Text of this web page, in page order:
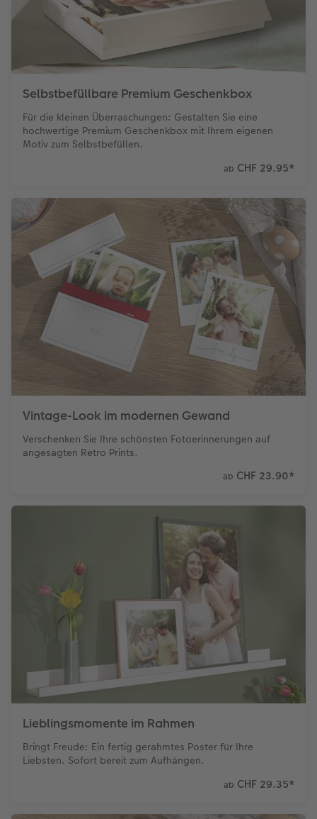
Selbstbefüllbare Premium Geschenkbox
Für die kleinen Überraschungen: Gestalten Sie eine
hochwertige Premium Geschenkbox mit Ihrem eigenen
Motiv zum Selbstbefüllen.
ab CHF 29.95*
Vintage-Look im modernen Gewand
Verschenken Sie Ihre schönsten Fotoerinnerungen auf
angesagten Retro Prints.
ab CHF 23.90*
Lieblingsmomente im Rahmen
Bringt Freude: Ein fertig gerahmtes Poster für Ihre
Liebsten. Sofort bereit zum Aufhängen.
ab CHF 29.35*